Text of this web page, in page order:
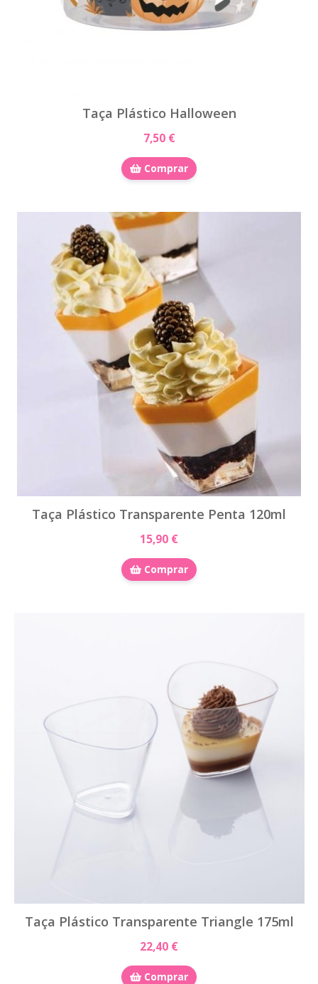
Taça Plástico Halloween
7,50 €
Comprar
Taça Plástico Transparente Penta 120ml
15,90 €
Comprar
Taça Plástico Transparente Triangle 175ml
22,40 €
Comprar